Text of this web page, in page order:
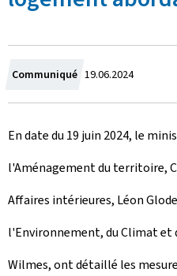
Communiqué C
r
é
e
l
e
19.06.2024
En date du 19 juin 2024, le
l'Aménagement du territoire,
Affaires intérieures, Léon
l'Environnement, du Climat et
Wilmes, ont détaillé les